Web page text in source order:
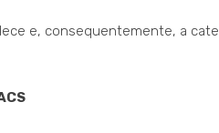
e, consequentemente, a